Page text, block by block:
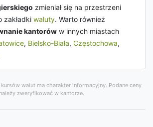
zmieniał się na przestrzeni
zakładki waluty. Warto również
kantorów w innych miastach
, Bielsko-Biała, Częstochowa,
walut ma charakter informacyjny. Podane ceny
należy zweryfikować w kantorze.